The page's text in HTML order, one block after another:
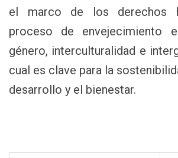
el marco de los derechos
proceso de envejecimiento
género, interculturalidad e
cual es clave para la
desarrollo y el bienestar.